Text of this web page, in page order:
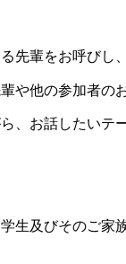
先輩をお呼びし
や他の参加者の
、お話したいテ
生及びそのご家